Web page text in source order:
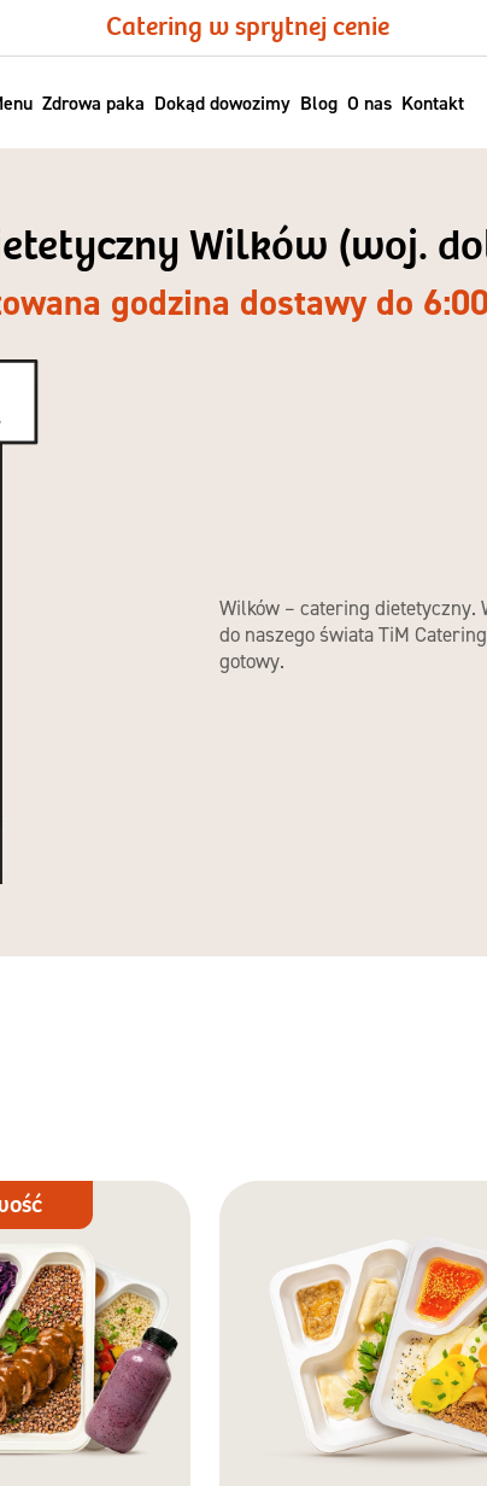
Catering w sprytnej cenie
Zdrowa paka Dokąd dowozimy Blog O nas Kontakt
Wilków (woj.
godzina dostawy do
Wilków – catering dietetyczny.
do naszego świata TiM
gotowy.